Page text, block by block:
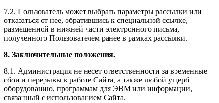
7.2. Пользователь может выбрать параметры рассылки или
отказаться от нее, обратившись к специальной ссылке,
размещенной в нижней части электронного письма,
полученного Пользователем ранее в рамках рассылки.
8. Заключительные положения.
8.1. Администрация не несет ответственности за временные
сбои и перерывы в работе Сайта, а также любой ущерб
оборудованию, программам для ЭВМ или информации,
связанный с использованием Сайта.